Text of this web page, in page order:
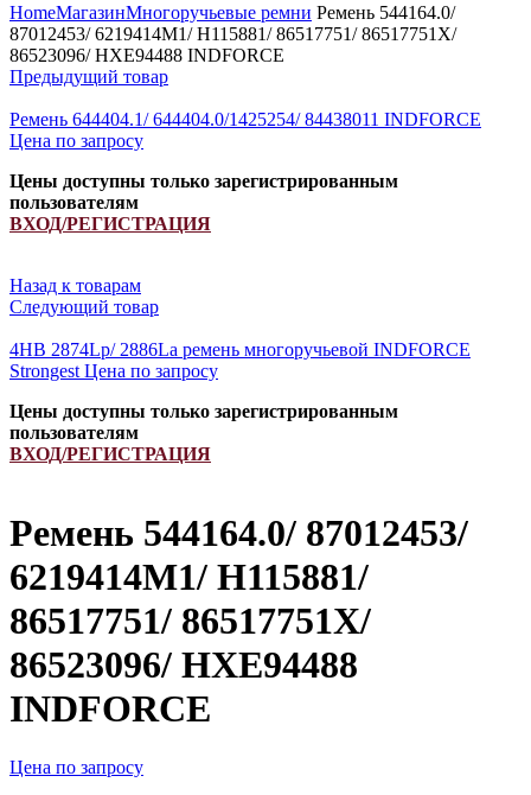
HomeМагазинМногоручьевые ремни Ремень 544164.0/
87012453/ 6219414M1/ H115881/ 86517751/ 86517751X/
86523096/ HXE94488 INDFORCE
Предыдущий товар
Ремень 644404.1/ 644404.0/1425254/ 84438011 INDFORCE
Цена по запросу
Цены доступны только зарегистрированным
пользователям
ВХОД/РЕГИСТРАЦИЯ
Назад к товарам
Следующий товар
4HB 2874Lp/ 2886La ремень многоручьевой INDFORCE
Strongest Цена по запросу
Цены доступны только зарегистрированным
пользователям
ВХОД/РЕГИСТРАЦИЯ
Ремень 544164.0/ 87012453/
6219414M1/ H115881/
86517751/ 86517751X/
86523096/ HXE94488
INDFORCE
Цена по запросу